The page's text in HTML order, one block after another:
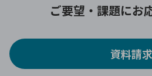
ご要望・課題にお
資料請求